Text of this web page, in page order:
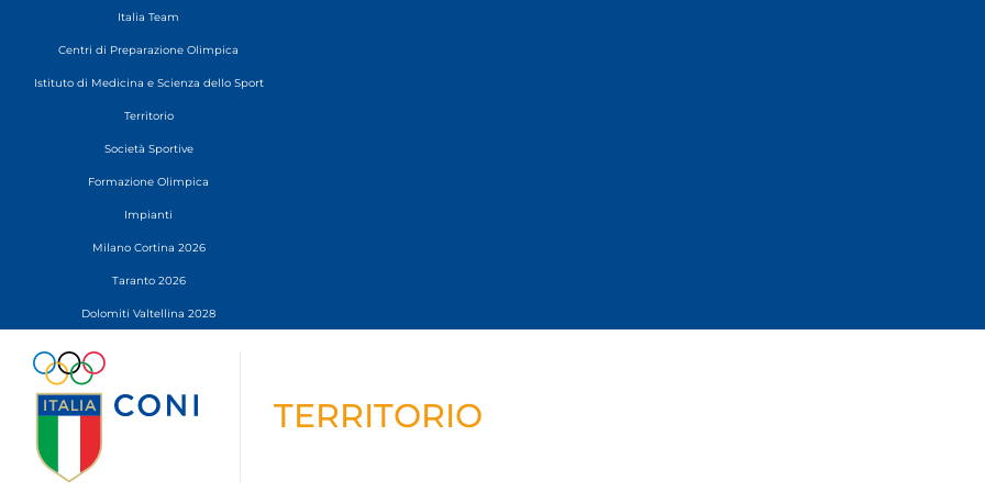
Italia Team
Centri di Preparazione Olimpica
Istituto di Medicina e Scienza dello Sport
Territorio
Società Sportive
Formazione Olimpica
Impianti
Milano Cortina 2026
Taranto 2026
Dolomiti Valtellina 2028
TERRITORIO